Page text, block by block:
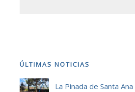
ÚLTIMAS NOTICIAS
La Pinada de Santa